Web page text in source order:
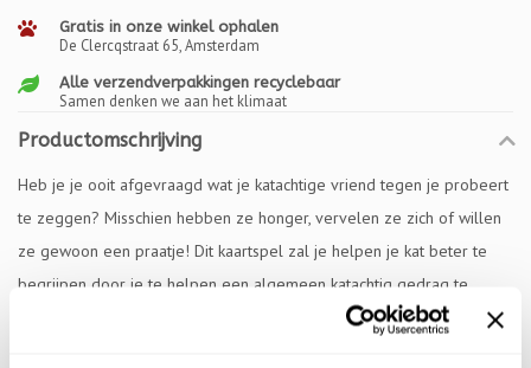
Gratis in onze winkel ophalen
De Clercqstraat 65, Amsterdam
Alle verzendverpakkingen recyclebaar
Samen denken we aan het klimaat
Productomschrijving
Heb je je ooit afgevraagd wat je katachtige vriend tegen je probeert
te zeggen? Misschien hebben ze honger, vervelen ze zich of willen
ze gewoon een praatje! Dit kaartspel zal je helpen je kat beter te
begrijpen door je te helpen een algemeen katachtig gedrag te